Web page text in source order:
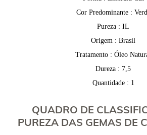
Cor Predominante :
Pureza : IL
Origem : Brasil
Tratamento : Óleo
Dureza : 7,5
Quantidade : 1
QUADRO DE
PUREZA DAS GEMAS DE